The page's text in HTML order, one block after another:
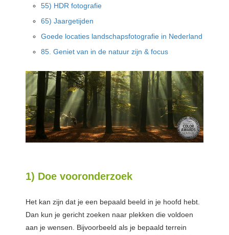
55) HDR fotografie
65) Jaargetijden
Goede locaties landschapsfotografie in Nederland
85. Geniet van in de natuur zijn & focus
1) Doe vooronderzoek
Het kan zijn dat je een bepaald beeld in je hoofd hebt.
Dan kun je gericht zoeken naar plekken die voldoen
aan je wensen. Bijvoorbeeld als je bepaald terrein